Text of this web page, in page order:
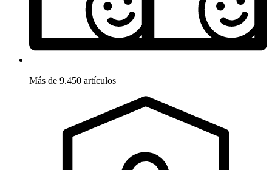
Más de 9.450 artículos